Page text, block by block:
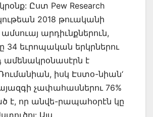
Ըստ Pew Research
2018 թուականի
արդիւնքներուն,
եւրոպական երկրներու
ամենակրօնասէրն է
իսկ Էստօ-նիան‘
չափահասներու 76%
է, որ անվե-րապահօրէն կը